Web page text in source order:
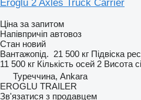
Eroglu 2 Axles Truck Carrier
Ціна за запитом
Напівпричіп автовоз
Стан новий
Вантажопід. 21 500 кг Підвіска
11 500 кг Кількість осей 2 Висота
Туреччина, Ankara
EROGLU TRAILER
Зв'язатися з продавцем